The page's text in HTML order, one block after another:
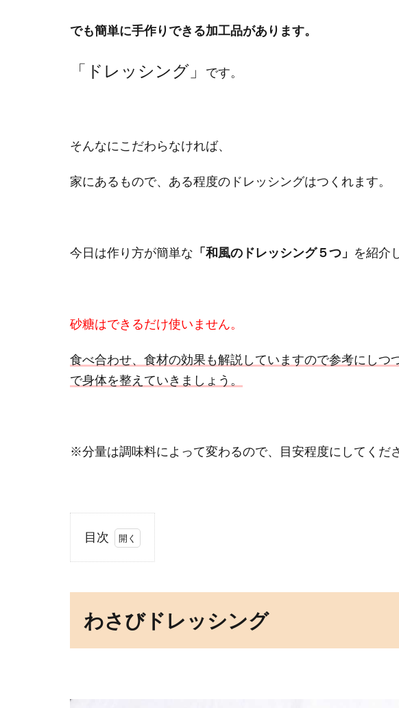
でも簡単に手作りできる加工品があります。
「ドレッシング」 です。
そんなにこだわらなければ、
家にあるもので、ある程度のドレッシングはつくれます。
今日は作り方が簡単な 「和風のドレッシング５つ」 を紹介
砂糖はできるだけ使いません。
食べ合わせ、食材の効果も解説していますので参考にしつ
で身体を整えていきましょう。
※分量は調味料によって変わるので、目安程度にしてくださ
目次
1
さ
び
ド
レ
わさびドレッシング